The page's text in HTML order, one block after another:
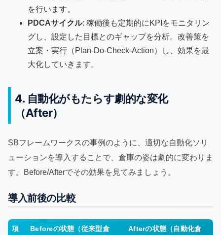
を行います。
PDCAサイクル: 稼働後も定期的にKPIをモニタリン
グし、設定した目標とのギャップを分析。改善策を
立案・実行（Plan-Do-Check-Action）し、効果を最
大化していきます。
4. 自動化がもたらす劇的な変化
（After）
SBフレームワークスの事例のように、適切な自動化ソリ
ューションを導入することで、倉庫の姿は劇的に変わりま
す。Before/Afterでその効果を見てみましょう。
導入前後の比較
項
Beforeの状態（従来型倉
Afterの状態（自動化倉